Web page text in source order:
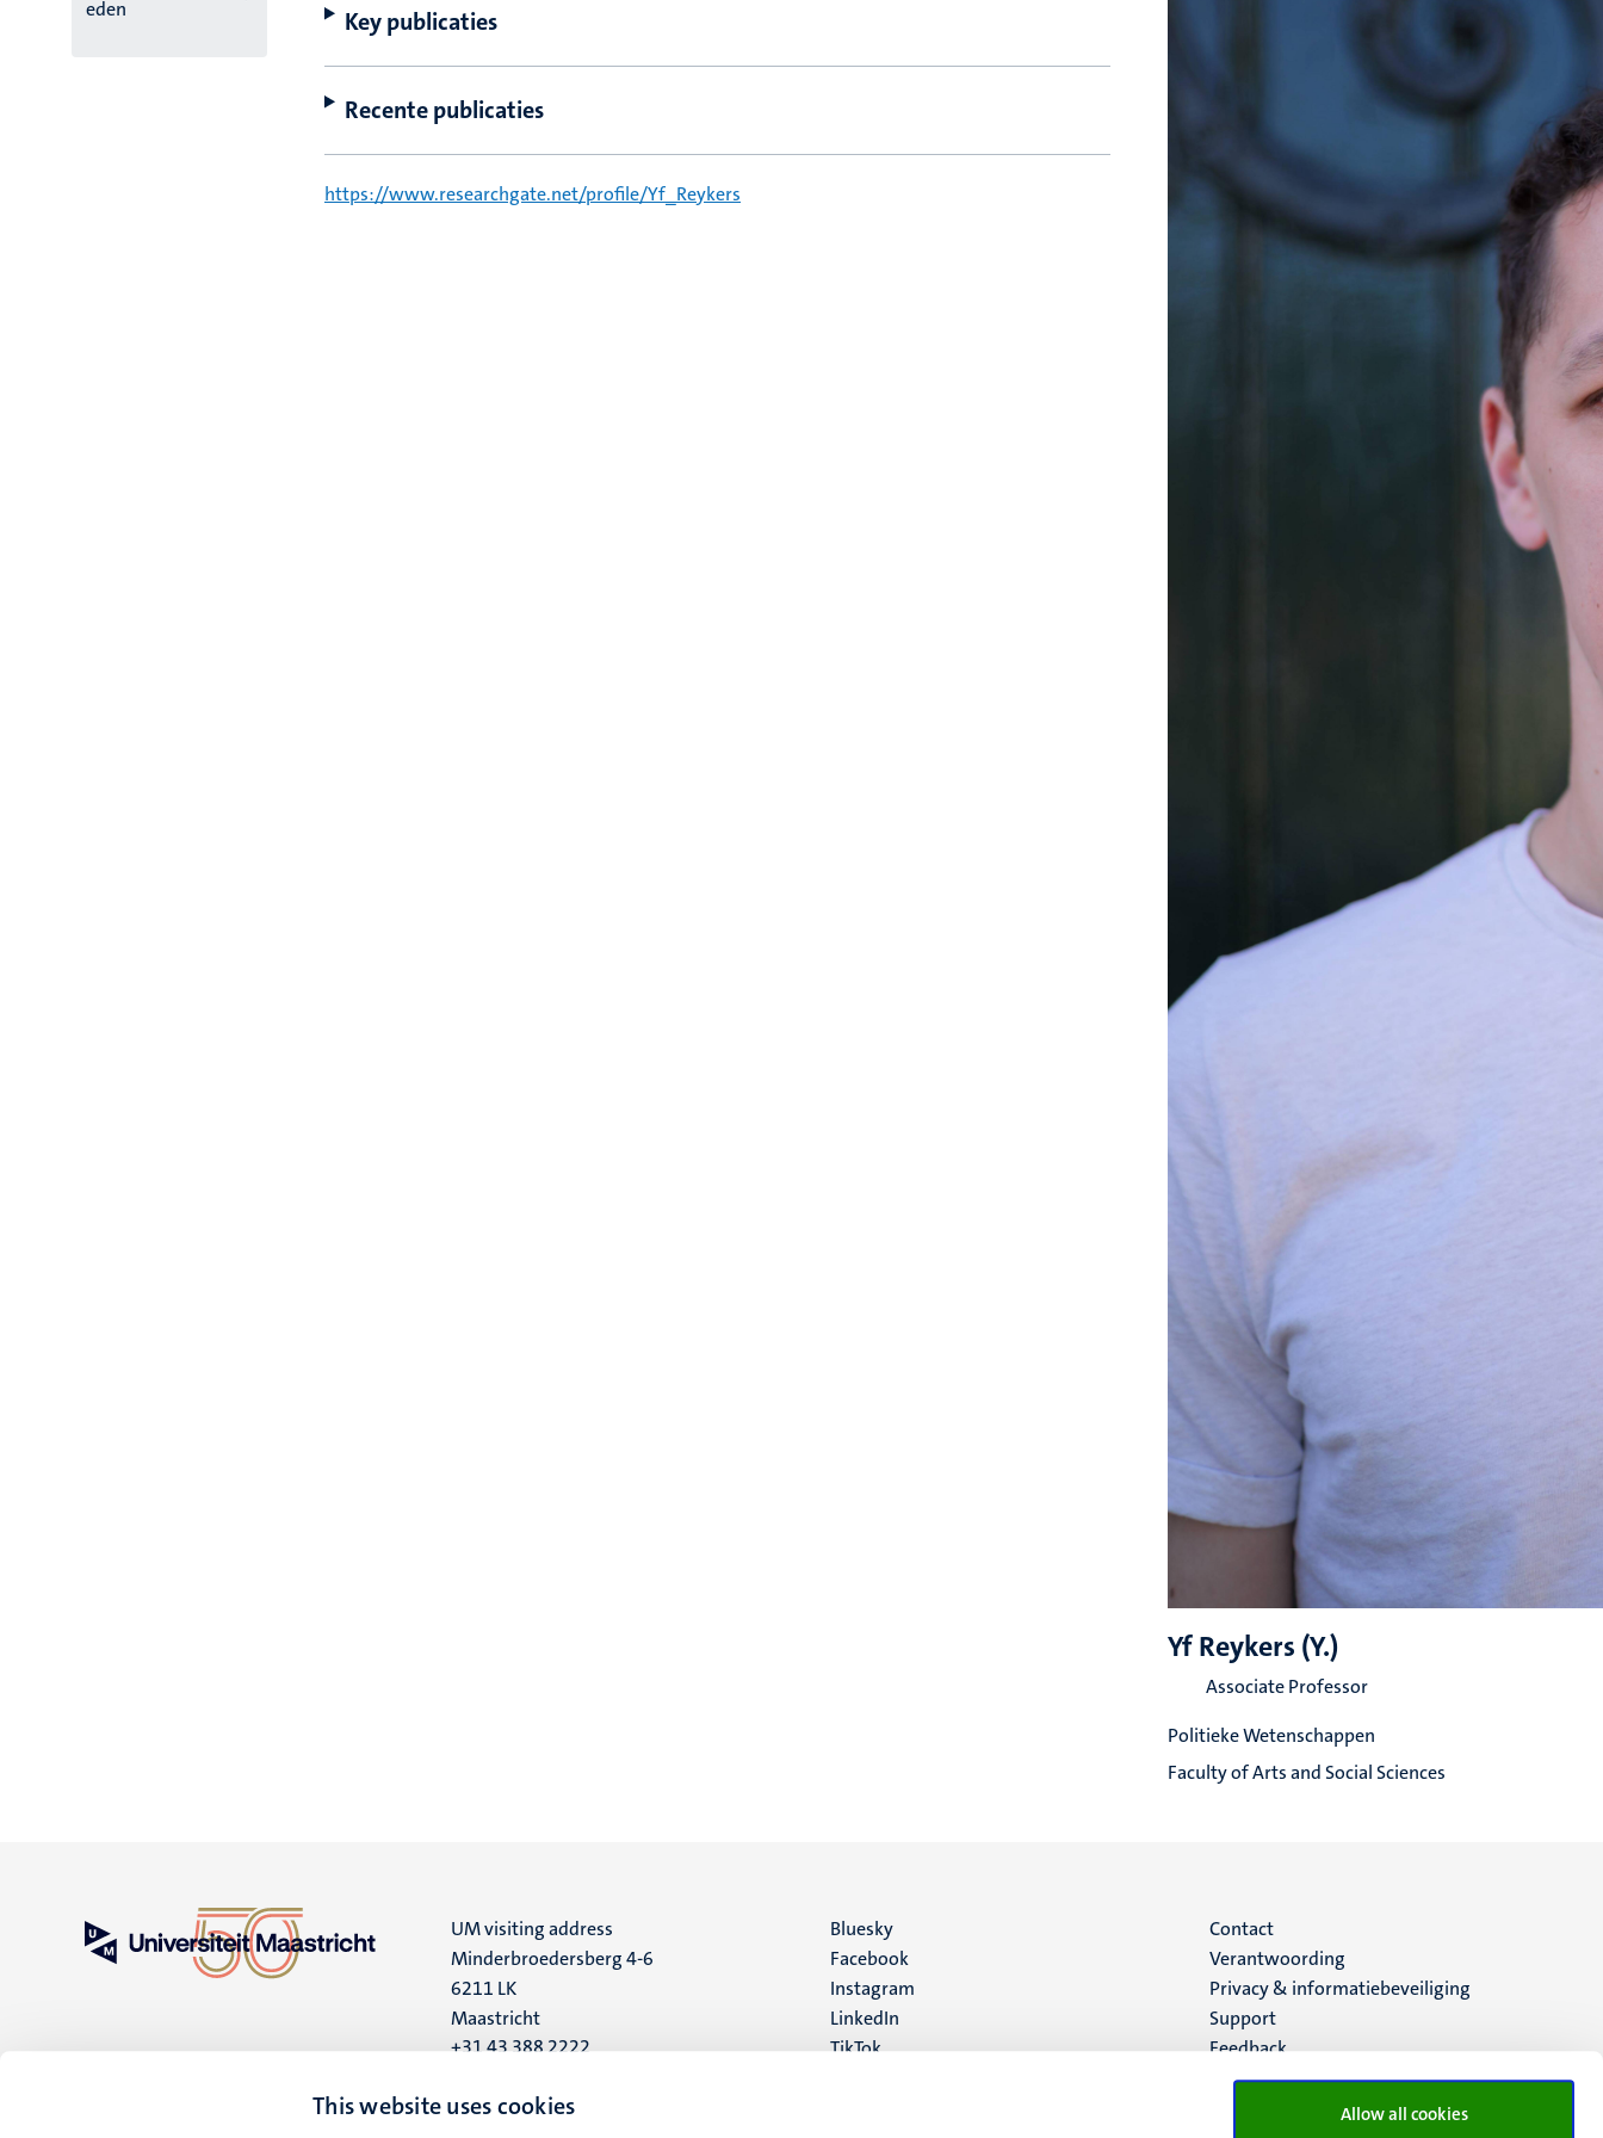
This website uses cookies Allow all cookies
eden
Key publicaties
Recente publicaties
https://www.researchgate.net/profile/Yf_Reykers
Yf Reykers (Y.)
Associate Professor
Politieke Wetenschappen
Faculty of Arts and Social Sciences
UM visiting address
Minderbroedersberg 4-6
6211 LK
Maastricht
+31 43 388 2222
UM postal address
Social
media
Bluesky
Facebook
Instagram
LinkedIn
TikTok
Menu
footer
(NL)
Contact
Verantwoording
Privacy & informatiebeveiliging
Support
Feedback